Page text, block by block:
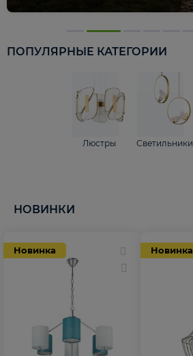
ПОПУЛЯРНЫЕ КАТЕГОРИИ
Люстры Светильники
НОВИНКИ
Новинка Новинка